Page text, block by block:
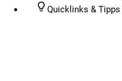
Quicklinks & Tipps